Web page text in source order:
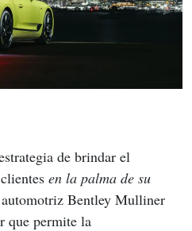
de brindar el
en la palma de su
Bentley Mulliner
que permite la